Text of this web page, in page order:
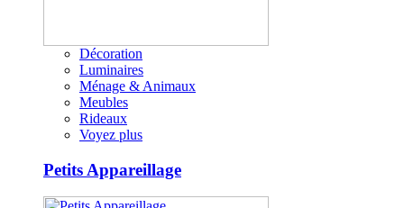
Décoration
Luminaires
Ménage & Animaux
Meubles
Rideaux
Voyez plus
Petits Appareillage